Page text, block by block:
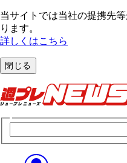
当サイトでは当社の提携先
ります。
詳しくはこちら
閉じる